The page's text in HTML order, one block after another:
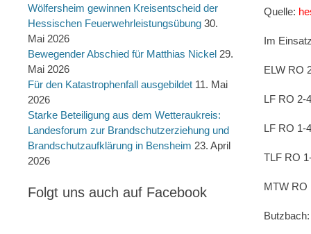
Quelle:
Im
ELW RO
LF RO 2-
LF RO 1-
TLF RO
MTW RO
Wölfersheim gewinnen Kreisentscheid der
Hessischen Feuerwehrleistungsübung 30.
Mai 2026
Bewegender Abschied für Matthias Nickel 29.
Mai 2026
Für den Katastrophenfall ausgebildet 11. Mai
2026
Starke Beteiligung aus dem Wetteraukreis:
Landesforum zur Brandschutzerziehung und
Brandschutzaufklärung in Bensheim 23. April
2026
Folgt uns auch auf Facebook